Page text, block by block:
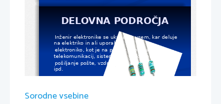
DELOVNA PODROČJA
Inženir elektronike se ukvarja z vsem, kar deluje
na elektriko in ali uporablja
elektroniko, kot je na primer uporaba
telekomunikacij, sistemov za elektronsko
pošiljanje pošte, vzdrževanje električne opreme
ipd.
Sorodne vsebine